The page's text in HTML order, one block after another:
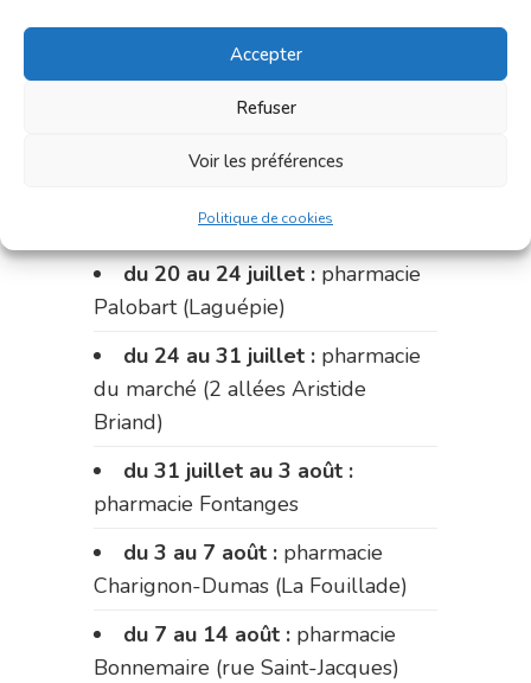
Accepter
Refuser
Voir les préférences
Politique de cookies
du 15 au 17 juillet:pharmacie
Palobart (Laguépie)
du 17 au 20 juillet :
Charignon-Dumas (La Fouillade)
du 20 au 24 juillet : pharmacie
Palobart (Laguépie)
du 24 au 31 juillet : pharmacie
du marché (2 allées Aristide
Briand)
du 31 juillet au 3 août :
pharmacie Fontanges
du 3 au 7 août : pharmacie
Charignon-Dumas (La Fouillade)
du 7 au 14 août : pharmacie
Bonnemaire (rue Saint-Jacques)